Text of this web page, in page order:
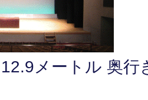
メートル 奥行